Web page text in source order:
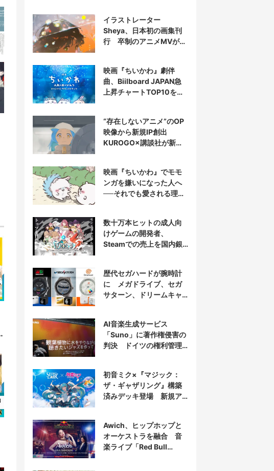
イラストレーター
Sheya、日本初の画集刊
行 卒制のアニメMVが話
映画『ちいかわ』劇伴
曲、Biilboard JAPAN急
上昇チャートTOP10を半
“存在しないアニメ”のOP
映像から新規IP創出
KUROGO×講談社が新プ
映画『ちいかわ』でモモ
ンガを嫌いになった人へ
──それでも愛される理由
数十万本ヒットの成人向
けゲームの開発者、
Steamでの売上を国内銀
歴代セガハードが腕時計
に メガドライブ、セガ
サターン、ドリームキャ
AI音楽生成サービス
「Suno」に著作権侵害の
判決 ドイツの権利管理
初音ミク×『マジック：
ザ・ギャザリング』構築
済みデッキ登場 新規ア
Awich、ヒップホップと
オーケストラを融合 音
楽ライブ「Red Bull